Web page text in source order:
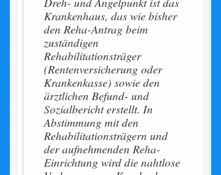
Krankenhaus, das wie bisher
den Reha-Antrag beim
zuständigen
Rehabilitationsträger
(Rentenversicherung oder
Krankenkasse) sowie den
ärztlichen Befund- und
Sozialbericht erstellt. In
Abstimmung mit den
Rehabilitationsträgern und
der aufnehmenden Reha-
Einrichtung wird die nahtlose